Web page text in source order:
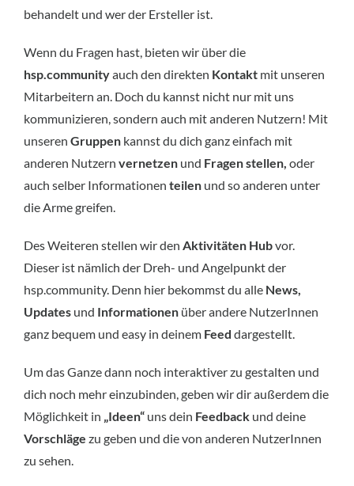
behandelt und wer der Ersteller ist.
Wenn du Fragen hast, bieten wir über die
hsp.communityauch den direkten Kontakt mit unseren
Mitarbeitern an. Doch du kannst nicht nur mit uns
kommunizieren, sondern auch mit anderen Nutzern! Mit
unseren Gruppen kannst du dich ganz einfach mit
anderen Nutzern vernetzen und Fragen stellen, oder
auch selber Informationen teilen und so anderen unter
die Arme greifen.
Des Weiteren stellen wir den Aktivitäten Hubvor.
Dieser ist nämlich der Dreh- und Angelpunkt der
hsp.community. Denn hier bekommst du alle News,
Updates und Informationen über andere NutzerInnen
ganz bequem und easy in deinem Feed dargestellt.
Um das Ganze dann noch interaktiver zu gestalten und
dich noch mehr einzubinden, geben wir dir außerdem die
Möglichkeit in „Ideen“ uns dein Feedback und deine
Vorschläge zu geben und die von anderen NutzerInnen
zu sehen.